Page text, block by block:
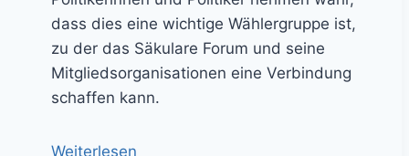
dass dies eine wichtige Wählergruppe ist,
zu der das Säkulare Forum und seine
Mitgliedsorganisationen eine Verbindung
schaffen kann.
Weiterlesen